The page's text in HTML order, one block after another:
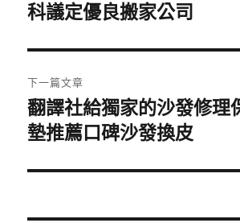
導
覽
一
文
章:
科議定優良搬家公司
下一篇文章
下
一
文
翻譯社給獨家的沙發修理
墊推薦口碑沙發換皮